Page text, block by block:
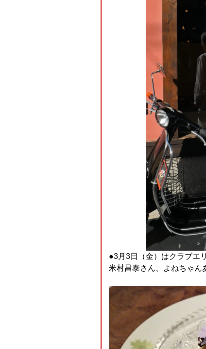
●3月3日（金）はクラブエ
米村昌泰さん、よねちゃん